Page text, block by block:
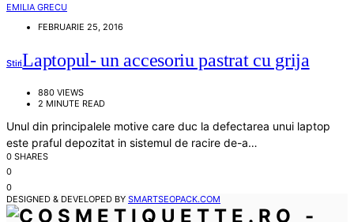
EMILIA GRECU
FEBRUARIE 25, 2016
StiriLaptopul- un accesoriu pastrat cu grija
880 VIEWS
2 MINUTE READ
Unul din principalele motive care duc la defectarea unui laptop
este praful depozitat in sistemul de racire de-a…
0 SHARES
0
0
DESIGNED & DEVELOPED BY SMARTSEOPACK.COM